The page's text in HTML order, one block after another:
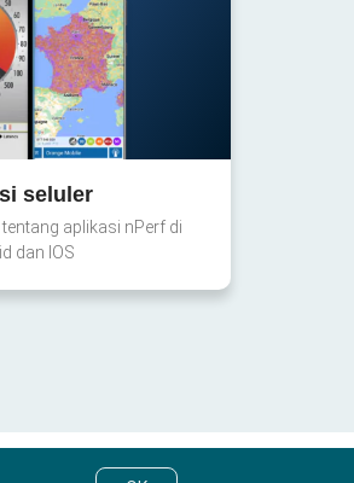
seluler
aplikasi nPerf di
dan IOS